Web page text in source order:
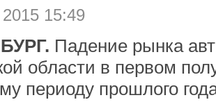
15:49
Падение рынка
области в первом
периоду прошлого